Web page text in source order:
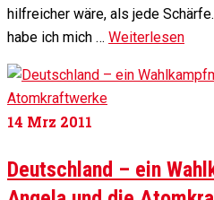
hilfreicher wäre, als jede
habe ich mich … Weiterlesen
14 Mrz 2011
Deutschland – ein